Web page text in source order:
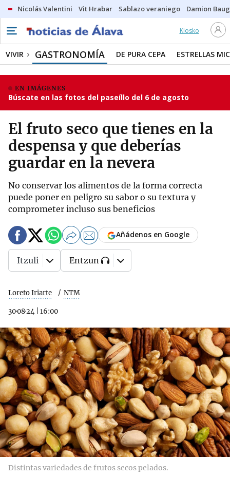
Nicolás Valentini Vit Hrabar Sablazo veraniego Damion
Kiosko
VIVIR GASTRONOMÍA DE PURA CEPA ESTRELLAS
EN IMÁGENES
Búscate en las fotos del paseíllo del 6 de agosto
El fruto seco que tienes en la
despensa y que deberías
guardar en la nevera
No conservar los alimentos de la forma correcta
puede poner en peligro su sabor o su textura y
comprometer incluso sus beneficios
Loreto Iriarte NTM
30·08·24 16:00
Añádenos en Google
Itzuli Entzun
Distintas variedades de frutos secos pelados.